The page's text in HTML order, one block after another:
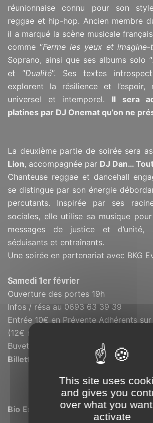
réunionnaise connu pour son
reggae et hip-hop. Ancien membre
il a marqué la scène musicale
comme “Ferme les yeux et imagine-
Soprano, ainsi que ses albums solo “
et “Dualité”. Ses textes
explorent la résilience et l’espoir,
universel et intemporel. Il sera
platines par DJ Onemat qu’on ne
La deuxième partie de soirée sera
Lion, accompagnée par DJ Dan…
Chanteuse reggae et dancehall
se distingue par son énergie
percutants. Inspirée par ses
sociales, elle utilise sa musique
messages de justice et
séduisants et entraînants.
Une soirée en partenariat avec BKG
Samedi 1er février
Ouverture des portes 19h
Infos / résa au 0693 63 39 39
Entrée 10€ en Prévente Adhérents
(12€ non adhérents) / 15€ sur place
Buvette et restauration sur place
Billetterie
https://bisik.re/obis
Bio Express
This site uses
and gives you
over what you
activate